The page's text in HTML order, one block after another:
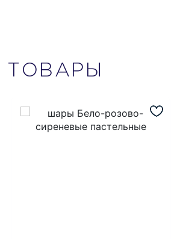
ТОВАРЫ